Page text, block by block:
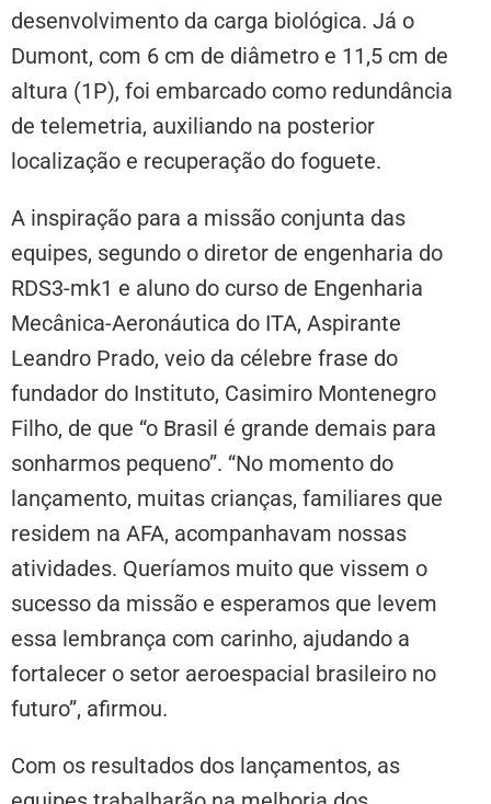
desenvolvimento da carga biológica. Já o
Dumont, com 6 cm de diâmetro e 11,5 cm de
altura (1P), foi embarcado como redundância
de telemetria, auxiliando na posterior
localização e recuperação do foguete.
A inspiração para a missão conjunta das
equipes, segundo o diretor de engenharia do
RDS3-mk1 e aluno do curso de Engenharia
Mecânica-Aeronáutica do ITA, Aspirante
Leandro Prado, veio da célebre frase do
fundador do Instituto, Casimiro Montenegro
Filho, de que “o Brasil é grande demais para
sonharmos pequeno”. “No momento do
lançamento, muitas crianças, familiares que
residem na AFA, acompanhavam nossas
atividades. Queríamos muito que vissem o
sucesso da missão e esperamos que levem
essa lembrança com carinho, ajudando a
fortalecer o setor aeroespacial brasileiro no
futuro”, afirmou.
Com os resultados dos lançamentos, as